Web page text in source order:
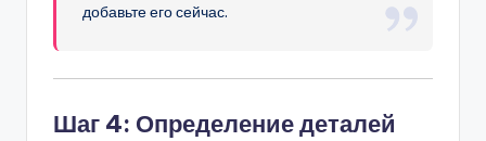
добавьте его сейчас.
Шаг 4: Определение деталей